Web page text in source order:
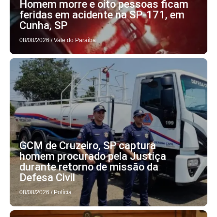
Homem morre e oito pessoas ficam
feridas em acidente na SP-171, em
Cunha, SP
08/08/2026 / Vale do Paraíba
GCM de Cruzeiro, SP captura
homem procurado pela Justiça
durante retorno de missão da
Defesa Civil
08/08/2026 / Polícia